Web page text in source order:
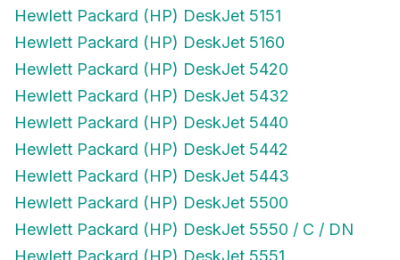
Hewlett Packard (HP) DeskJet 5151
Hewlett Packard (HP) DeskJet 5160
Hewlett Packard (HP) DeskJet 5420
Hewlett Packard (HP) DeskJet 5432
Hewlett Packard (HP) DeskJet 5440
Hewlett Packard (HP) DeskJet 5442
Hewlett Packard (HP) DeskJet 5443
Hewlett Packard (HP) DeskJet 5500
Hewlett Packard (HP) DeskJet 5550 / C / DN
Hewlett Packard (HP) DeskJet 5551